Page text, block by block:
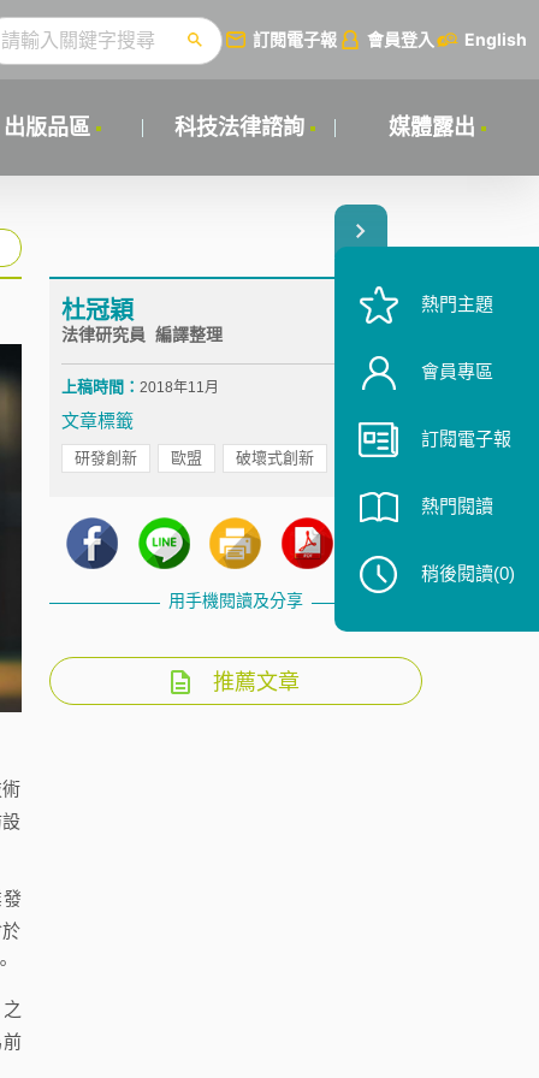
訂閱電子報 會員登入 English
出版品區 科技法律諮詢 媒體露出
杜冠穎
法律研究員 編譯整理
上稿時間： 2018年11月
文章標籤
研發創新 歐盟 破壞式創新
用手機閱讀及分享
推薦文章
熱門主題
會員專區
訂閱電子報
熱門閱讀
稍後閱讀(0)